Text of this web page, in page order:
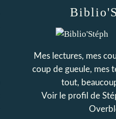
Mes lectures, mes
coup de gueule, mes
tout,
Voir le profil de